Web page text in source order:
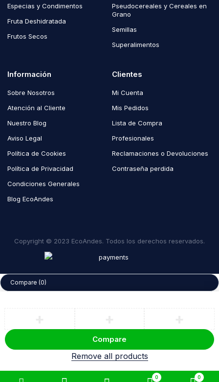
Especias y Condimentos
Fruta Deshidratada
Frutos Secos
Pseudocereales y Cereales en
Grano
Semillas
Superalimentos
Información
Sobre Nosotros
Atención al Cliente
Nuestro Blog
Aviso Legal
Política de Cookies
Política de Privacidad
Condiciones Generales
Blog EcoAndes
Clientes
Mi Cuenta
Mis Pedidos
Lista de Compra
Profesionales
Reclamaciones o Devoluciones
Contraseña perdida
Copyright © 2023 EcoAndes. Todos los derechos reservados.
0 0
Compare (0)
Compare
Remove all products